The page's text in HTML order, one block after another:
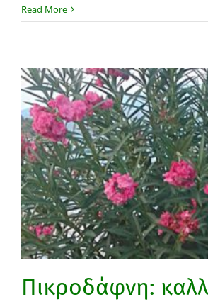
Read More
Πικροδάφνη: